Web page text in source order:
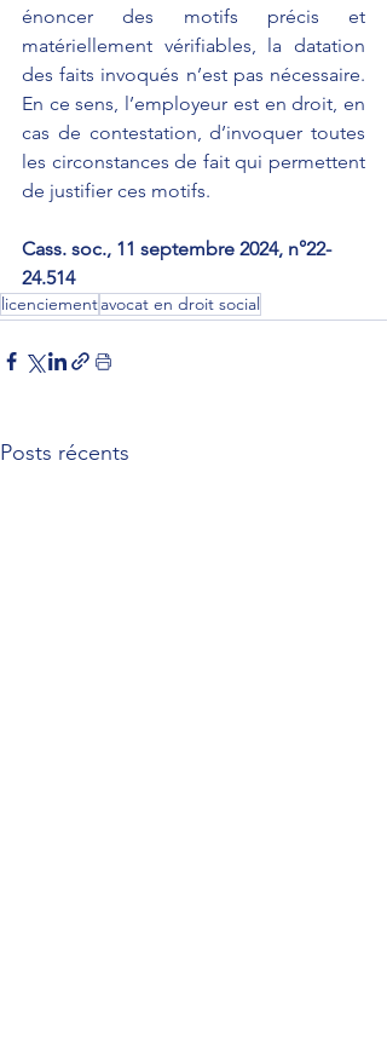
énoncer des motifs précis et
matériellement vérifiables, la datation
des faits invoqués n’est pas nécessaire.
En ce sens, l’employeur est en droit, en
cas de contestation, d’invoquer toutes
les circonstances de fait qui permettent
de justifier ces motifs.
Cass. soc., 11 septembre 2024, n°22-
24.514
licenciementavocat en droit social
Posts récents